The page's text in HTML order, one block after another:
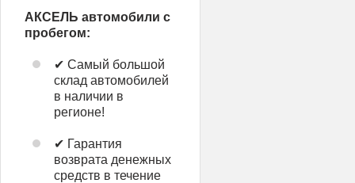
АКСЕЛЬ автомобили с
пробегом:
✔ Самый большой
склад автомобилей
в наличии в
регионе!
✔ Гарантия
возврата денежных
средств в течение